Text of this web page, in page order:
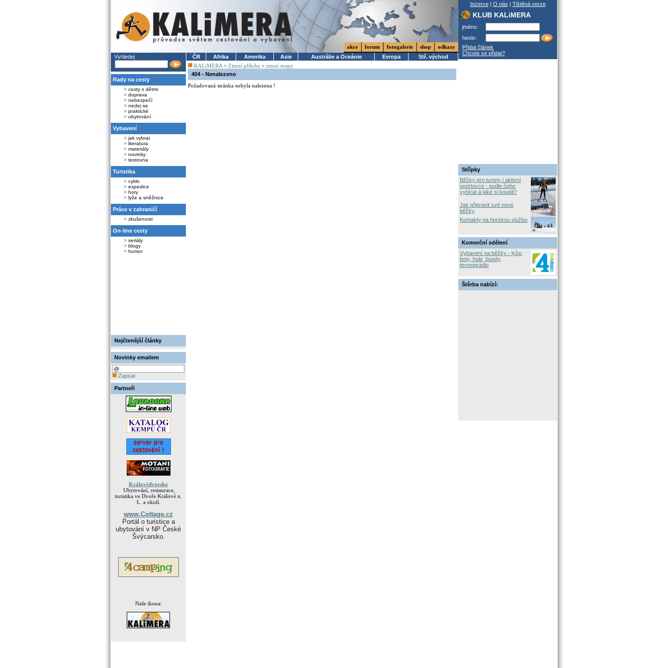
Vyhledej
Rady na cesty
> cesty s dětmi
> doprava
> nebezpečí
> nedej se
> praktické
> ubytování
Vybavení
> jak vybrat
> literatura
> materiály
> novinky
> testovna
Turistika
> cyklo
> expedice
> hory
> lyže a sněžnice
Práce v zahraničí
> zkušenosti
On-line cesty
> seriály
> blogy
> humor
Nejčtenější články
Novinky emailem
Zapsat
Partneři
Královédvorsko
Ubytování, restaurace,
turistika ve Dvoře Králové n.
L. a okolí.
www.Cottage.cz
Portál o turistice a
ubytování v NP České
Švýcarsko.
Naše ikona:
akce forum fotogalerie shop
odkazy
ČR
Afrika Amerika Asie Austrálie a Oceánie Evropa
Stř. východ
KALiMERA > Zimní příloha > zimní mapy
404 - Nenalezeno
Požadovaná stránka nebyla nalezena !
Inzerce| O nás | Tištěná verze
KLUB KALiMERA
jméno:
heslo:
Přidat článek
Chcete se přidat?
Střípky
Běžky pro turisty i aktivní
sportovce - podle čeho
vybírat a jaké si koupit?
Jak připravit své nové
běžky
Kontakty na horskou službu
Komerční sdělení
Vybavení na běžky - lyže,
boty, hole, bundy,
termoprádlo
Štěrba nabízí: